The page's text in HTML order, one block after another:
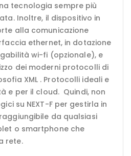
tecnologia sempre più
Inoltre, il dispositivo in
alla comunicazione
ethernet, in dotazione
wi-fi (opzionale), e
dei moderni protocolli di
XML . Protocolli ideali e
e per il cloud. Quindi, non
su NEXT-F per gestirla in
da qualsiasi
o smartphone che
rete.